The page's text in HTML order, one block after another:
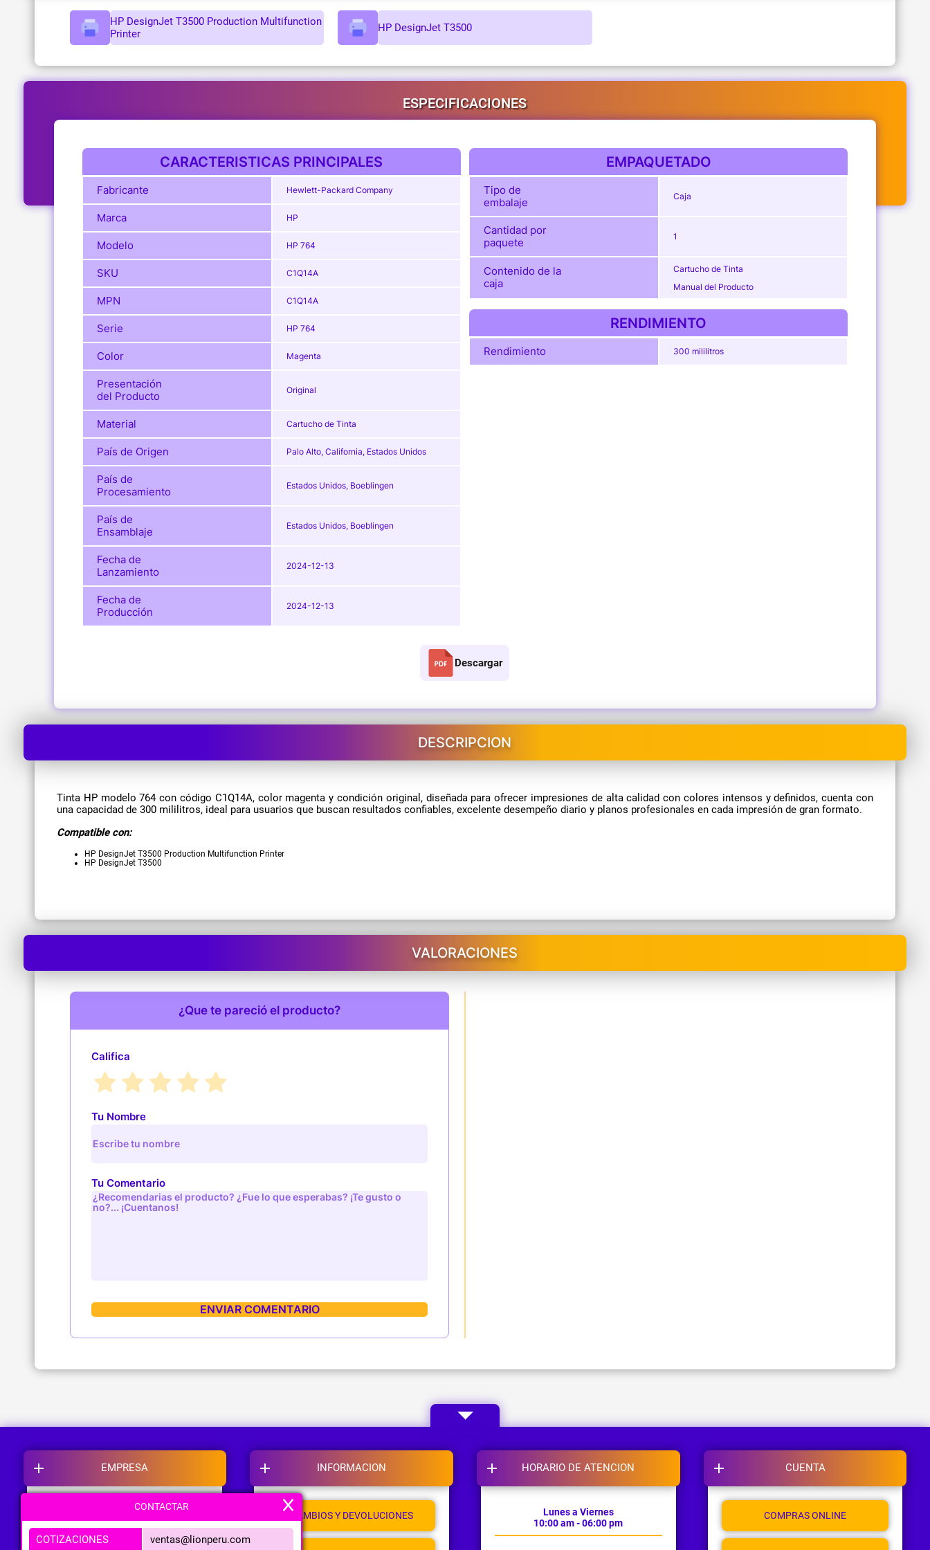
CONTACTAR
COTIZACIONES ventas@lionperu.com
HP DesignJet T3500 Production Multifunction
Printer
HP DesignJet T3500
ESPECIFICACIONES
CARACTERISTICAS PRINCIPALES
Fabricante Hewlett-Packard Company
Marca HP
Modelo HP 764
SKU C1Q14A
MPN C1Q14A
Serie HP 764
Color Magenta
Presentación
del Producto
Original
Material Cartucho de Tinta
País de Origen Palo Alto, California, Estados Unidos
País de
Procesamiento
Estados Unidos, Boeblingen
País de
Ensamblaje
Estados Unidos, Boeblingen
Fecha de
Lanzamiento
2024-12-13
Fecha de
Producción
2024-12-13
EMPAQUETADO
Tipo de
embalaje
Caja
Cantidad por
paquete
1
Contenido de la
caja
Cartucho de Tinta
Manual del Producto
RENDIMIENTO
Rendimiento 300 mililitros
Descargar
DESCRIPCION
Tinta HP modelo 764 con código C1Q14A, color magenta y condición original, diseñada para ofrecer impresiones de alta calidad con colores intensos y definidos, cuenta con
una capacidad de 300 mililitros, ideal para usuarios que buscan resultados confiables, excelente desempeño diario y planos profesionales en cada impresión de gran formato.
Compatible con:
HP DesignJet T3500 Production Multifunction Printer
HP DesignJet T3500
VALORACIONES
¿Que te pareció el producto?
Califica
Tu Nombre
Tu Comentario
EMPRESA INFORMACION
CAMBIOS Y DEVOLUCIONES
HORARIO DE ATENCION
Lunes a Viernes
10:00 am - 06:00 pm
CUENTA
COMPRAS ONLINE